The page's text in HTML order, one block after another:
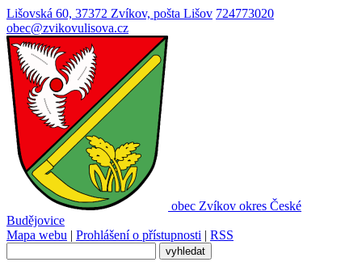
Lišovská 60, 37372 Zvíkov, pošta Lišov 724773020
obec@zvikovulisova.cz
obec Zvíkov okres České
Budějovice
Mapa webu | Prohlášení o přístupnosti | RSS